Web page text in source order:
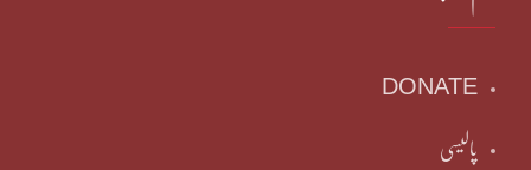
DONATE
پالیسی